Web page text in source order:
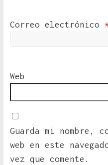
Correo electrónico
Web
Guarda mi nombre,
web en este
vez que comente.